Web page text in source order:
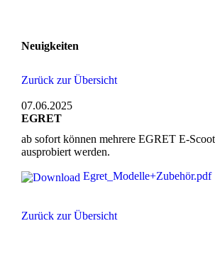
Neuigkeiten
Zurück zur Übersicht
07.06.2025
EGRET
ab sofort können mehrere EGRET E-
ausprobiert werden.
Egret_Modelle+Zubehör.pdf
Zurück zur Übersicht